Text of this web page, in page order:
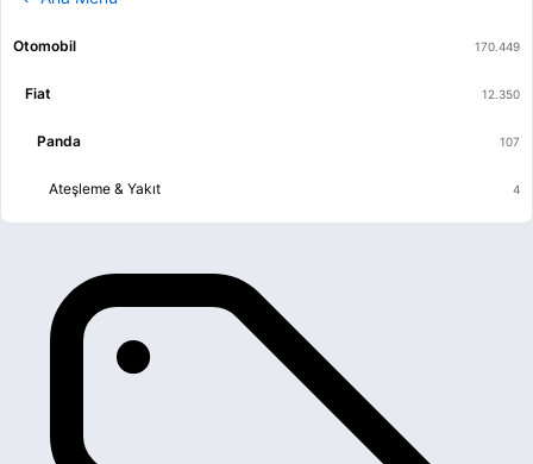
Otomobil
Fiat
Panda
Ateşleme & Yakıt
Elektrik
Fren & Debriyaj
Isıtma & Havalandırma & Klima